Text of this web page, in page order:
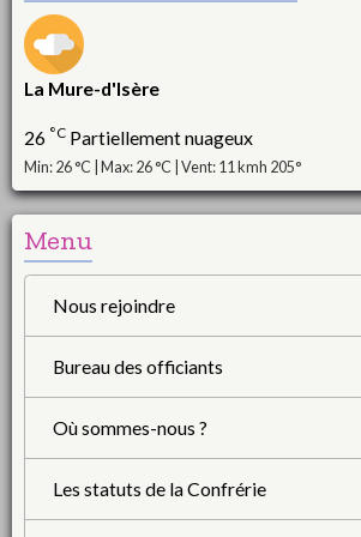
La Mure-d'Isère
26 °C Partiellement nuageux
Min: 26 °C | Max: 26 °C | Vent: 11 kmh 205°
Menu
Nous rejoindre
Bureau des officiants
Où sommes-nous ?
Les statuts de la Confrérie